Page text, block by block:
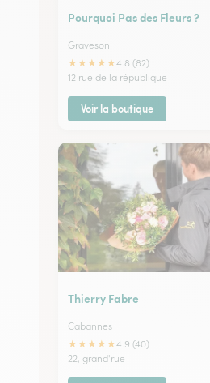
Pourquoi Pas des Fleurs ?
Graveson
★★★★★4.8 (82)
12 rue de la république
Voir la boutique
Thierry Fabre
Cabannes
★★★★★4.9 (40)
22, grand'rue